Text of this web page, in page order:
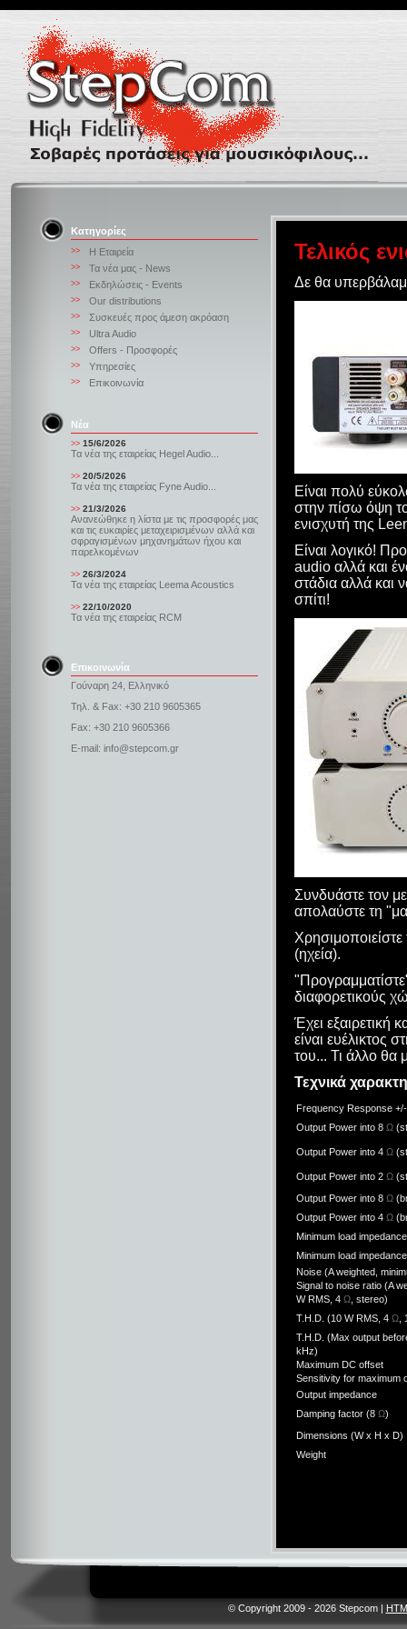
Κατηγορίες
>> Η Εταιρεία
>> Τα νέα μας - News
>> Εκδηλώσεις - Events
>> Our distributions
>> Συσκευές προς άμεση ακρόαση
>> Ultra Audio
>> Offers - Προσφορές
>> Υπηρεσίες
>> Επικοινωνία
Νέα
>> 15/6/2026
Τα νέα της εταιρείας Hegel Audio...
>> 20/5/2026
Τα νέα της εταιρείας Fyne Audio...
>> 21/3/2026
Ανανεώθηκε η λίστα με τις προσφορές μας
και τις ευκαιρίες μεταχειρισμένων αλλά και
σφραγισμένων μηχανημάτων ήχου και
παρελκομένων
>> 26/3/2024
Τα νέα της εταιρείας Leema Acoustics
>> 22/10/2020
Τα νέα της εταιρείας RCM
Επικοινωνία
Γούναρη 24, Ελληνικό
Τηλ. & Fax: +30 210 9605365
Fax: +30 210 9605366
E-mail: info@stepcom.gr
Τελικός
Δε θα
Είναι πολύ
στην πίσω όψη
ενισχυτή της
Είναι λογικό!
audio αλλά και
στάδια αλλά και
σπίτι!
Συνδυάστε τον
απολαύστε τη
(ηχεία).
διαφορετικούς
Έχει εξαιρετική
είναι ευέλικτος
του... Τι άλλο θα
Τεχνικά
Frequency Response
Output Power into 8 Ω
Output Power into 4 Ω
Output Power into 2 Ω
Output Power into 8 Ω
Output Power into 4 Ω
Minimum load
Minimum load
Noise (A weighted,
Signal to noise ratio (A
W RMS, 4 Ω, stereo)
T.H.D. (10 W RMS, 4 Ω,
T.H.D. (Max output
kHz)
Maximum DC offset
Sensitivity for maximum
Output impedance
Damping factor (8 Ω)
Dimensions (W x H x D)
Weight
© Copyright 2009 - 2026 Stepcom |